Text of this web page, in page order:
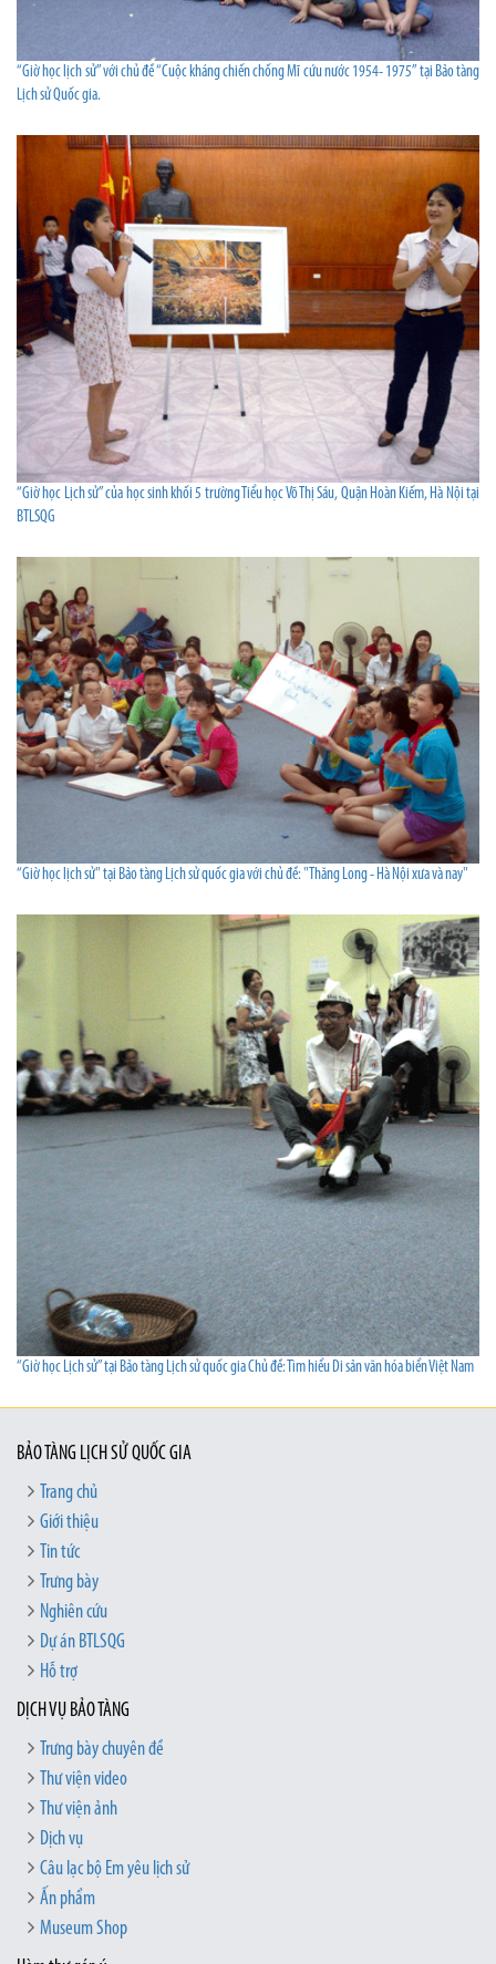
“Giờ học lịch sử” với chủ đề “Cuộc kháng chiến chống Mĩ cứu nước 1954- 1975” tại Bảo tàng
Lịch sử Quốc gia.
“Giờ học Lịch sử” của học sinh khối 5 trường Tiểu học Võ Thị Sáu, Quận Hoàn Kiếm, Hà Nội tại
BTLSQG
“Giờ học lịch sử" tại Bảo tàng Lịch sử quốc gia với chủ đề: "Thăng Long - Hà Nội xưa và nay"
“Giờ học Lịch sử” tại Bảo tàng Lịch sử quốc gia Chủ đề: Tìm hiểu Di sản văn hóa biển Việt Nam
BẢO TÀNG LỊCH SỬ QUỐC GIA
Trang chủ
Giới thiệu
Tin tức
Trưng bày
Nghiên cứu
Dự án BTLSQG
Hỗ trợ
DỊCH VỤ BẢO TÀNG
Trưng bày chuyên đề
Thư viện video
Thư viện ảnh
Dịch vụ
Câu lạc bộ Em yêu lịch sử
Ấn phẩm
Museum Shop